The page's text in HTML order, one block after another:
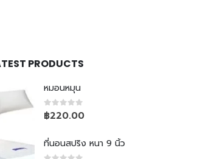
PRODUCTS
หมอนหมุน
0out of 5
฿220.00
ที่นอนสปริง หนา 9 นิ้ว